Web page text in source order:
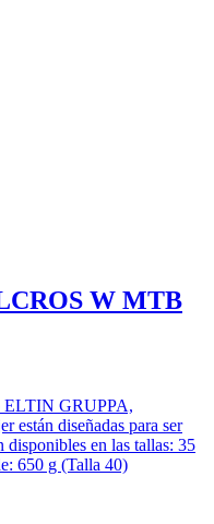
W MTB
ELTIN GRUPPA,
están diseñadas para ser
disponibles en las tallas: 35
650 g (Talla 40)